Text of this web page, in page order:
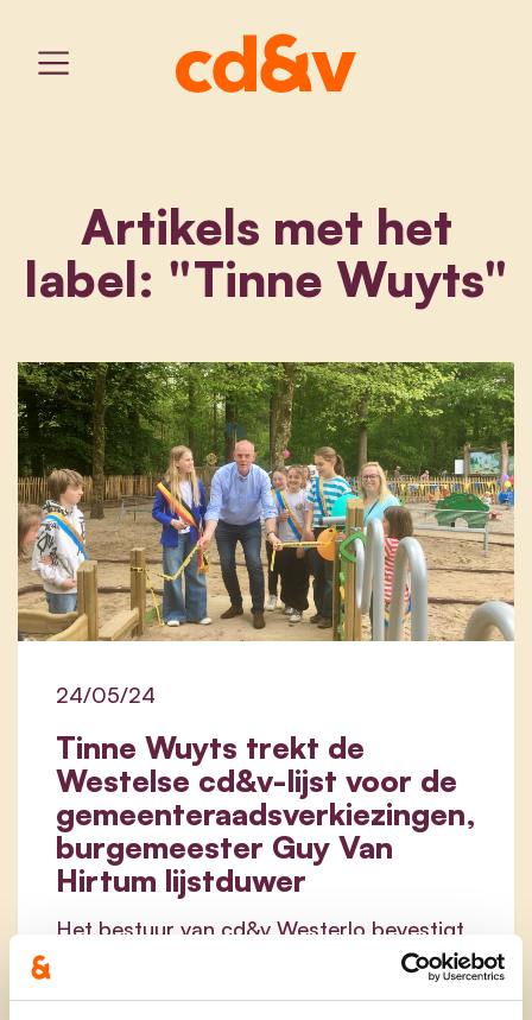
Artikels met het
label: "Tinne Wuyts"
Tinne Wuyts trekt de
Westelse cd&v-lijst voor de
gemeenteraadsverkiezingen,
burgemeester Guy Van
Hirtum lijstduwer
24/05/24
Het bestuur van cd&v Westerlo bevestigt
wat er al een tijdje gefluisterd wordt: voor
het eerst sinds 1994 staat burgemeester